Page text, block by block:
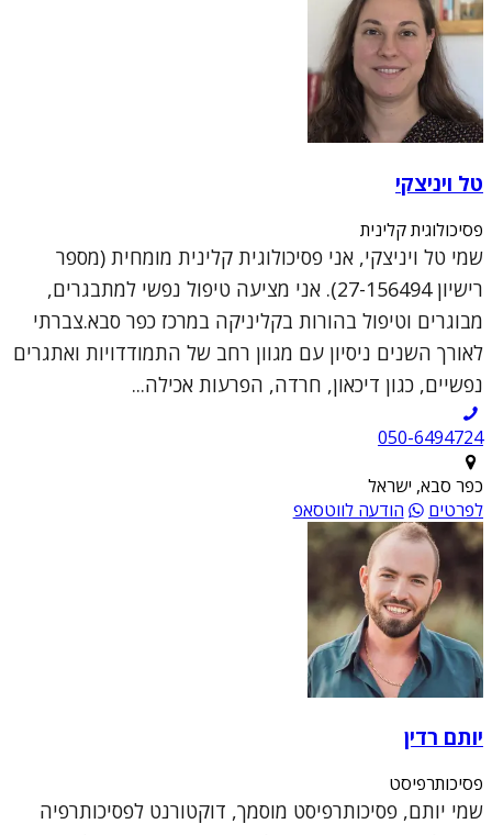
טל ויניצקי
פסיכולוגית קלינית
שמי טל ויניצקי, אני פסיכולוגית קלינית מומחית (מספר
רישיון 27-156494). אני מציעה טיפול נפשי למתבגרים,
מבוגרים וטיפול בהורות בקליניקה במרכז כפר סבא.צברתי
לאורך השנים ניסיון עם מגוון רחב של התמודדויות ואתגרים
נפשיים, כגון דיכאון, חרדה, הפרעות אכילה...
050-6494724
כפר סבא, ישראל
לפרטים
הודעה לווטסאפ
יותם רדין
פסיכותרפיסט
שמי יותם, פסיכותרפיסט מוסמך, דוקטורנט לפסיכותרפיה